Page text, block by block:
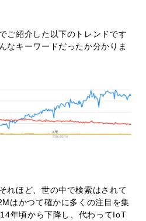
ご紹介した以下のトレンドです
キーワードだったか分かりま
れほど、世の中で検索はされて
はかつて確かに多くの注目を集
年頃から下降し、代わってIoT